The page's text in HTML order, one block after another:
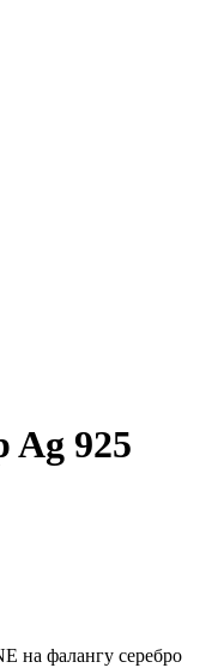
Ag 925
на фалангу серебро